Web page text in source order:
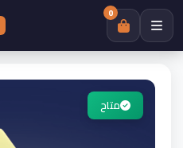
0
متاح